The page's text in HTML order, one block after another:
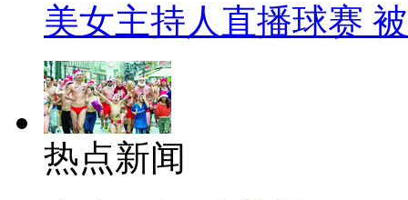
美女主持人直播球赛
热点新闻